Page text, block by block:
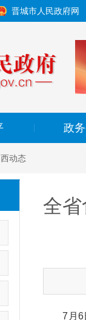
晋城市人民政府网
政
动态
全
7月6日